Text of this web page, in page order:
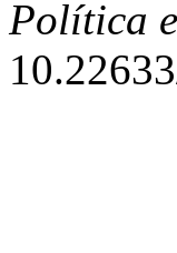
Política